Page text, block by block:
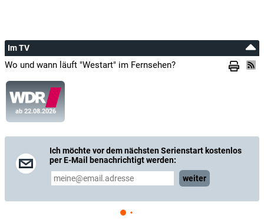
Im TV
Wo und wann läuft "Westart" im Fernsehen?
ab 22.08.2026
Ich möchte vor dem nächsten Serienstart kostenlos
per E-Mail benachrichtigt werden:
weiter